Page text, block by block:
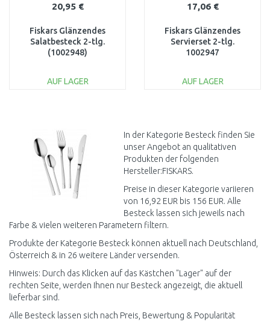
20,95 €
Fiskars Glänzendes
Salatbesteck 2-tlg.
(1002948)
AUF LAGER
Vergleichen
17,06 €
Fiskars Glänzendes
Servierset 2-tlg.
1002947
AUF LAGER
Vergleichen
In der Kategorie Besteck finden Sie
unser Angebot an qualitativen
Produkten der folgenden
Hersteller:FISKARS.
Preise in dieser Kategorie variieren
von 16,92 EUR bis 156 EUR. Alle
Besteck lassen sich jeweils nach
Farbe & vielen weiteren Parametern filtern.
Produkte der Kategorie Besteck können aktuell nach Deutschland,
Österreich & in 26 weitere Länder versenden.
Hinweis: Durch das Klicken auf das Kästchen "Lager" auf der
rechten Seite, werden Ihnen nur Besteck angezeigt, die aktuell
lieferbar sind.
Alle Besteck lassen sich nach Preis, Bewertung & Popularität